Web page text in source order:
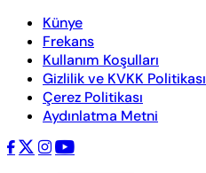
Künye
Frekans
Kullanım Koşulları
Gizlilik ve KVKK Politikası
Çerez Politikası
Aydınlatma Metni